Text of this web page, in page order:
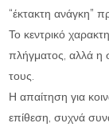
“έκτακτη ανάγκη”
Το κεντρικό
πλήγματος, αλλά η
τους.
Η απαίτηση για
επίθεση, συχνά